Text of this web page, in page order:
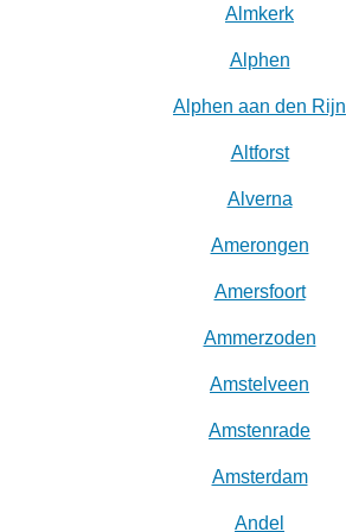
Almkerk
Alphen
Alphen aan den Rijn
Altforst
Alverna
Amerongen
Amersfoort
Ammerzoden
Amstelveen
Amstenrade
Amsterdam
Andel